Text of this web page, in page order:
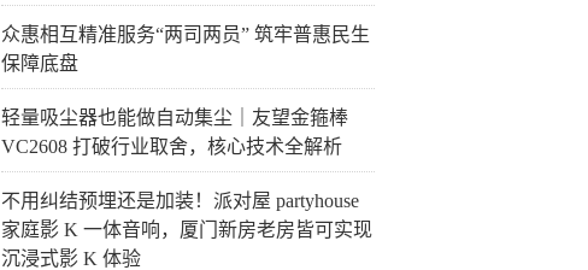
众惠相互精准服务“两司两员” 筑牢普惠民生
保障底盘
轻量吸尘器也能做自动集尘｜友望金箍棒
VC2608 打破行业取舍，核心技术全解析
不用纠结预埋还是加装！派对屋 partyhouse
家庭影 K 一体音响，厦门新房老房皆可实现
沉浸式影 K 体验